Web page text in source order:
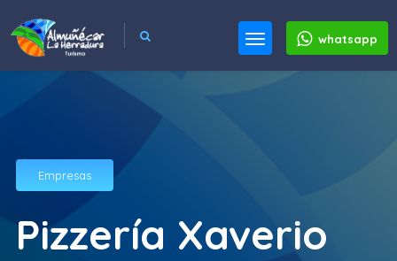
whatsapp
Empresas
Pizzería Xaverio